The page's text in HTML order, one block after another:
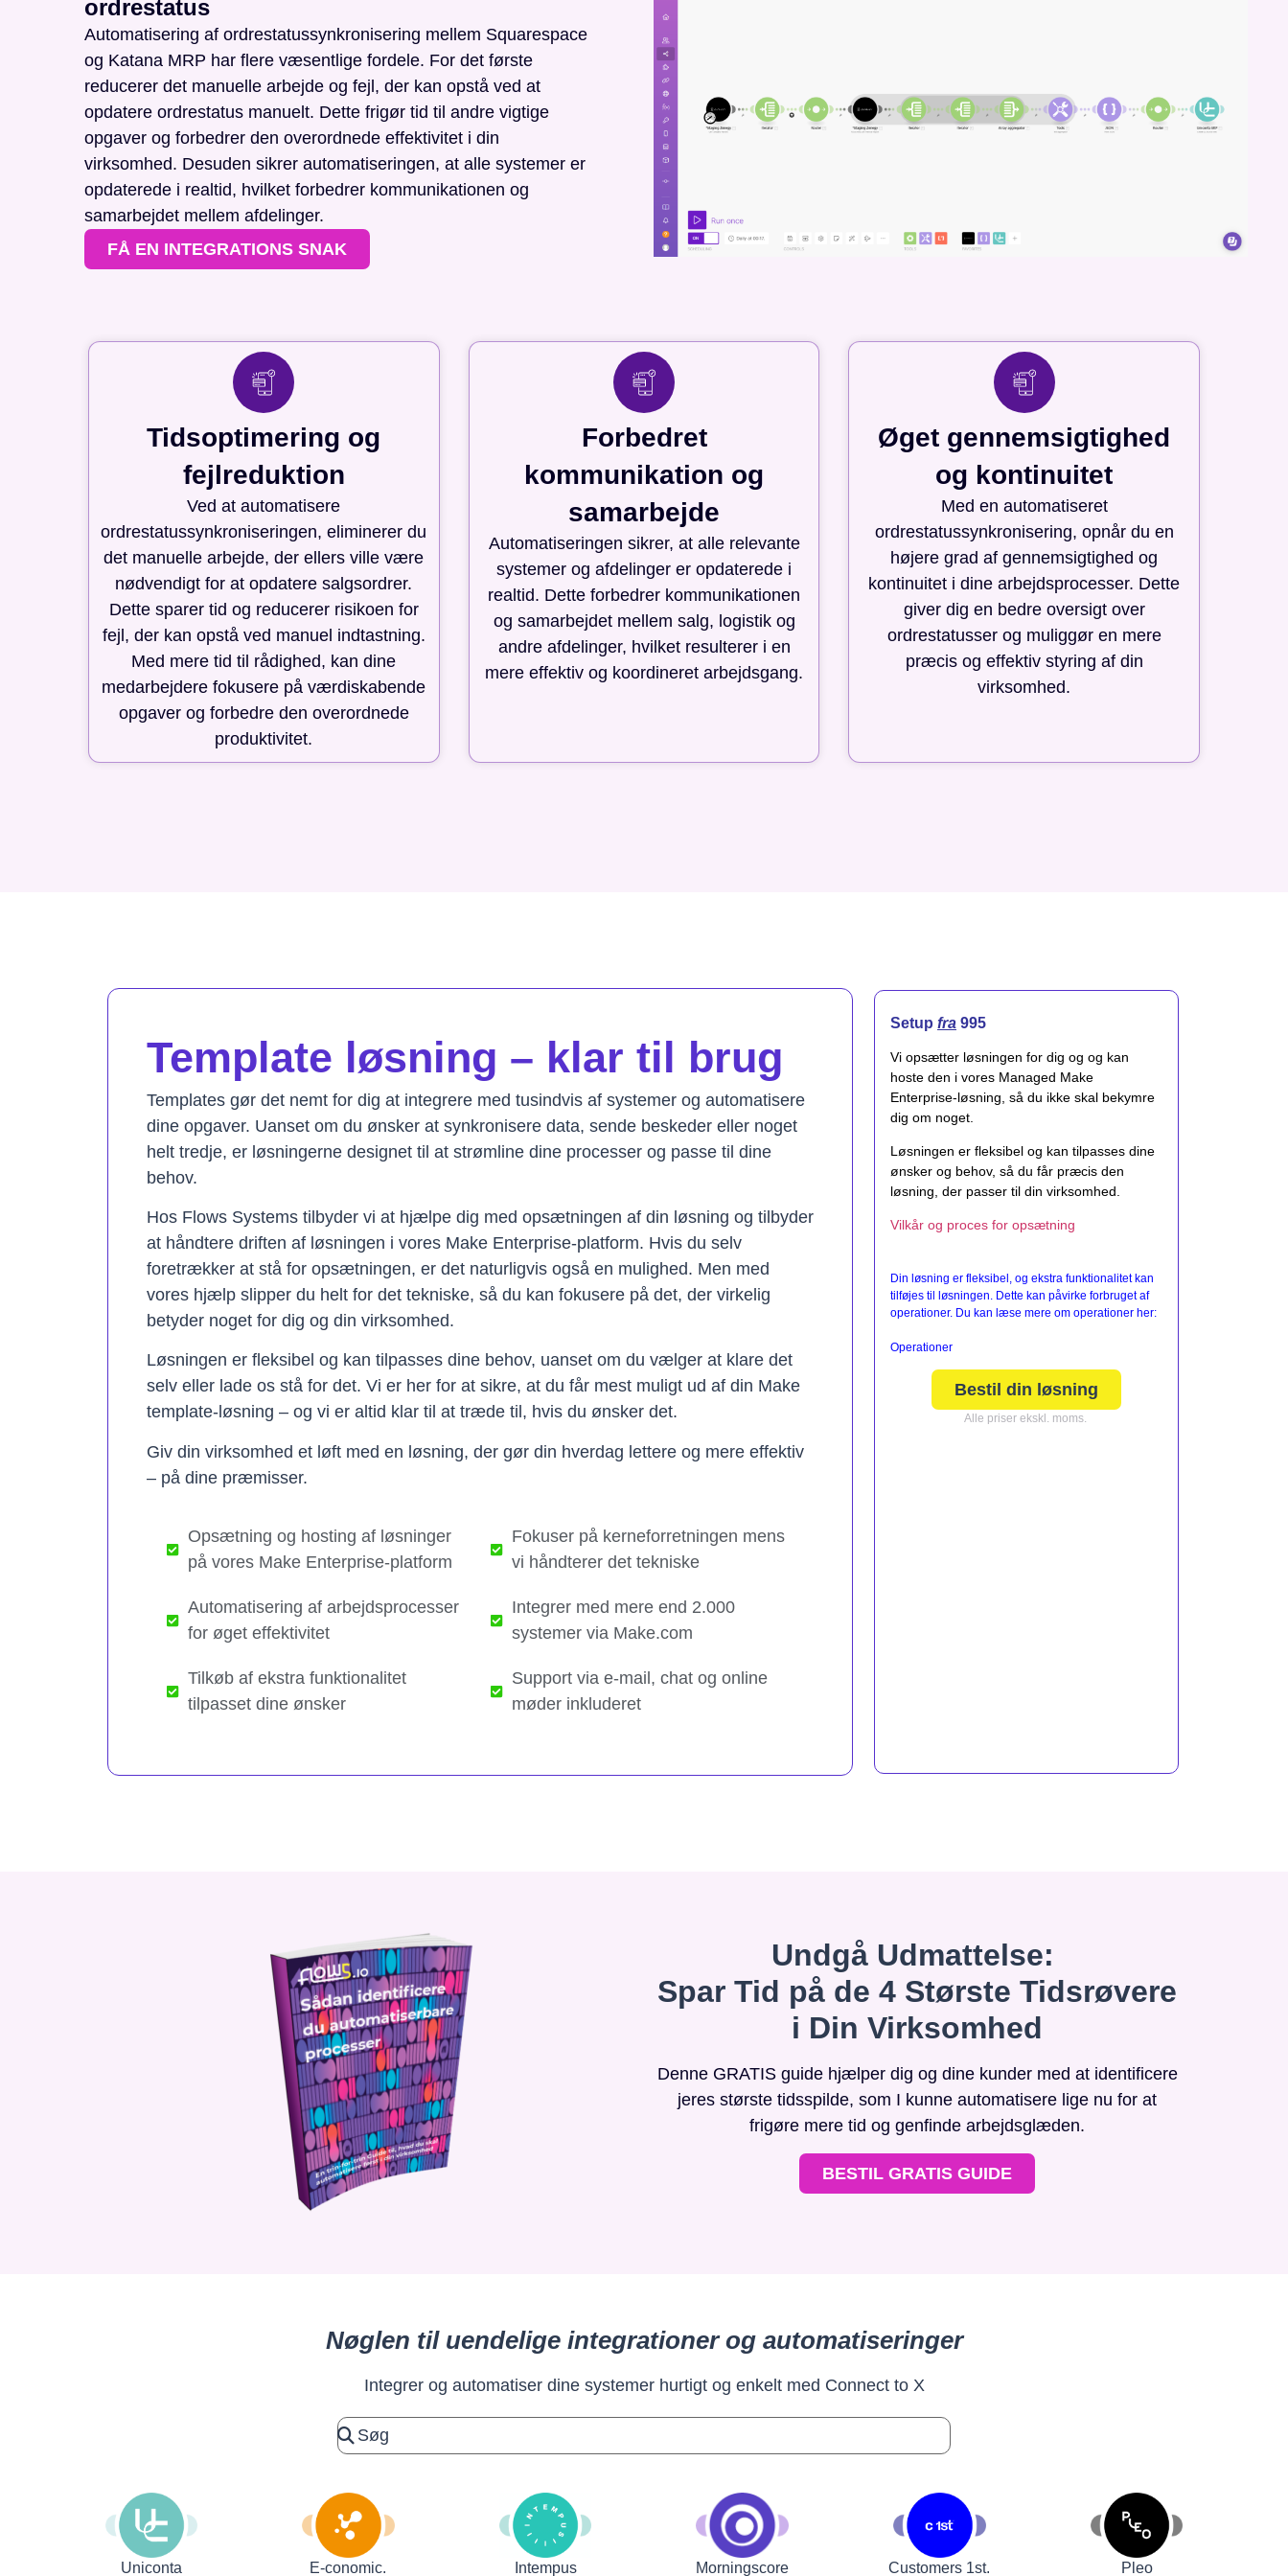
ordrestatus
Automatisering af ordrestatussynkronisering mellem Squarespace
og Katana MRP har flere væsentlige fordele. For det første
reducerer det manuelle arbejde og fejl, der kan opstå ved at
opdatere ordrestatus manuelt. Dette frigør tid til andre vigtige
opgaver og forbedrer den overordnede effektivitet i din
virksomhed. Desuden sikrer automatiseringen, at alle systemer er
opdaterede i realtid, hvilket forbedrer kommunikationen og
samarbejdet mellem afdelinger.
FÅ EN INTEGRATIONS SNAK
Tidsoptimering og
fejlreduktion
Ved at automatisere
ordrestatussynkroniseringen, eliminerer du
det manuelle arbejde, der ellers ville være
nødvendigt for at opdatere salgsordrer.
Dette sparer tid og reducerer risikoen for
fejl, der kan opstå ved manuel indtastning.
Med mere tid til rådighed, kan dine
medarbejdere fokusere på værdiskabende
opgaver og forbedre den overordnede
produktivitet.
Forbedret
kommunikation og
samarbejde
Automatiseringen sikrer, at alle relevante
systemer og afdelinger er opdaterede i
realtid. Dette forbedrer kommunikationen
og samarbejdet mellem salg, logistik og
andre afdelinger, hvilket resulterer i en
mere effektiv og koordineret arbejdsgang.
Øget gennemsigtighed
og kontinuitet
Med en automatiseret
ordrestatussynkronisering, opnår du en
højere grad af gennemsigtighed og
kontinuitet i dine arbejdsprocesser. Dette
giver dig en bedre oversigt over
ordrestatusser og muliggør en mere
præcis og effektiv styring af din
virksomhed.
Template løsning – klar til brug
Templates gør det nemt for dig at integrere med tusindvis af systemer og automatisere
dine opgaver. Uanset om du ønsker at synkronisere data, sende beskeder eller noget
helt tredje, er løsningerne designet til at strømline dine processer og passe til dine
behov.
Hos Flows Systems tilbyder vi at hjælpe dig med opsætningen af din løsning og tilbyder
at håndtere driften af løsningen i vores Make Enterprise-platform. Hvis du selv
foretrækker at stå for opsætningen, er det naturligvis også en mulighed. Men med
vores hjælp slipper du helt for det tekniske, så du kan fokusere på det, der virkelig
betyder noget for dig og din virksomhed.
Løsningen er fleksibel og kan tilpasses dine behov, uanset om du vælger at klare det
selv eller lade os stå for det. Vi er her for at sikre, at du får mest muligt ud af din Make
template-løsning – og vi er altid klar til at træde til, hvis du ønsker det.
Giv din virksomhed et løft med en løsning, der gør din hverdag lettere og mere effektiv
– på dine præmisser.
Opsætning og hosting af løsninger
på vores Make Enterprise-platform
Automatisering af arbejdsprocesser
for øget effektivitet
Tilkøb af ekstra funktionalitet
tilpasset dine ønsker​
Fokuser på kerneforretningen mens
vi håndterer det tekniske​
Integrer med mere end 2.000
systemer via Make.com
Support via e-mail, chat og online
møder inkluderet
Setup fra 995
Vi opsætter løsningen for dig og og kan
hoste den i vores Managed Make
Enterprise-løsning, så du ikke skal bekymre
dig om noget.
Løsningen er fleksibel og kan tilpasses dine
ønsker og behov, så du får præcis den
løsning, der passer til din virksomhed.
Vilkår og proces for opsætning
Din løsning er fleksibel, og ekstra funktionalitet kan
tilføjes til løsningen. Dette kan påvirke forbruget af
operationer. Du kan læse mere om operationer her:
Operationer
Bestil din løsning
Alle priser ekskl. moms.
Undgå Udmattelse:
Spar Tid på de 4 Største Tidsrøvere
i Din Virksomhed
Denne GRATIS guide hjælper dig og dine kunder med at identificere
jeres største tidsspilde, som I kunne automatisere lige nu for at
frigøre mere tid og genfinde arbejdsglæden.
BESTIL GRATIS GUIDE
Nøglen til uendelige integrationer og automatiseringer
Integrer og automatiser dine systemer hurtigt og enkelt med Connect to X
Uniconta E-conomic. Intempus Morningscore Customers 1st. Pleo